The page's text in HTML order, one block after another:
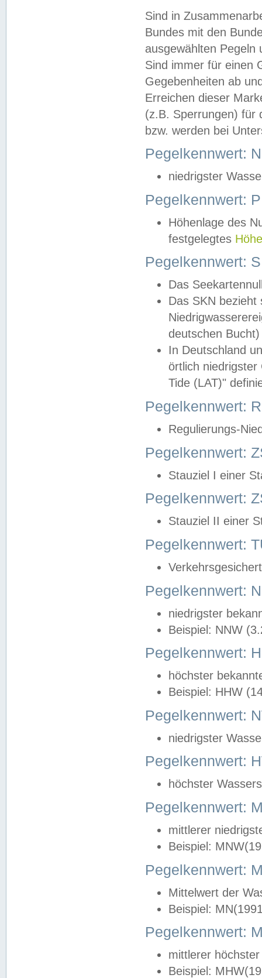
Sind in
Bundes mit den
ausgewählten
Sind immer für einen
Gegebenheiten ab
Erreichen dieser
(z.B. Sperrungen) für
bzw. werden bei
Pegelkennwert:
niedrigster
Pegelkennwert:
Höhenlage des
festgelegtes
Pegelkennwert:
Das
Das SKN
deutschen
In Deutschland
örtlich
Tide (LAT)"
Pegelkennwert:
Regulierungs-
Pegelkennwert:
Stauziel I einer
Pegelkennwert:
Stauziel II einer
Pegelkennwert:
Pegelkennwert:
niedrigster
Beispiel: NNW
Pegelkennwert:
höchster
Beispiel: HHW
Pegelkennwert:
niedrigster
Pegelkennwert:
höchster
Pegelkennwert:
mittlerer
Beispiel:
Pegelkennwert:
Mittelwert der
Beispiel:
Pegelkennwert:
mittlerer
Beispiel: